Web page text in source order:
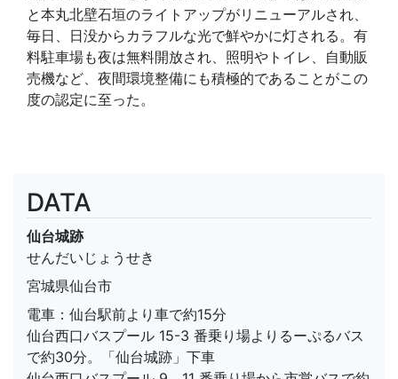
と本丸北壁石垣のライトアップがリニューアルされ、
毎日、日没からカラフルな光で鮮やかに灯される。有
料駐車場も夜は無料開放され、照明やトイレ、自動販
売機など、夜間環境整備にも積極的であることがこの
度の認定に至った。
DATA
仙台城跡
せんだいじょうせき
宮城県仙台市
電車：仙台駅前より車で約15分
仙台西口バスプール 15-3 番乗り場よりるーぷるバス
で約30分。「仙台城跡」下車